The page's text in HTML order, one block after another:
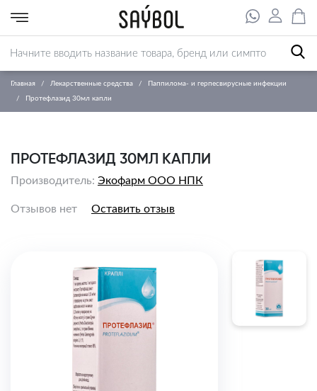
Главная Лекарственные средства Паппилома- и герпесвирусные инфекции
Протефлазид 30мл капли
ПРОТЕФЛАЗИД 30МЛ КАПЛИ
Производитель: Экофарм ООО НПК
Отзывов нет Оставить отзыв